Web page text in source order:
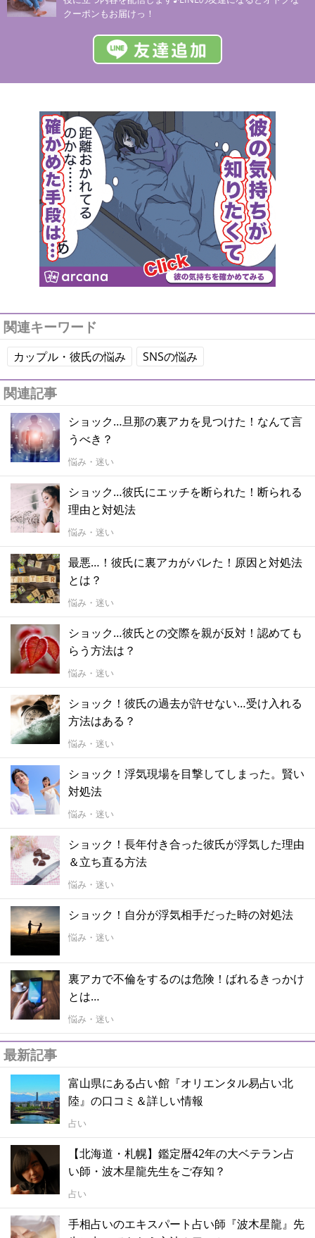
クーポンもお届けっ！
関連キーワード
カップル・彼氏の悩み SNSの悩み
関連記事
ショック…旦那の裏アカを見つけた！なんて言
うべき？
悩み・迷い
ショック…彼氏にエッチを断られた！断られる
理由と対処法
悩み・迷い
最悪…！彼氏に裏アカがバレた！原因と対処法
とは？
悩み・迷い
ショック…彼氏との交際を親が反対！認めても
らう方法は？
悩み・迷い
ショック！彼氏の過去が許せない…受け入れる
方法はある？
悩み・迷い
ショック！浮気現場を目撃してしまった。賢い
対処法
悩み・迷い
ショック！長年付き合った彼氏が浮気した理由
＆立ち直る方法
悩み・迷い
ショック！自分が浮気相手だった時の対処法
悩み・迷い
裏アカで不倫をするのは危険！ばれるきっかけ
とは…
悩み・迷い
最新記事
富山県にある占い館『オリエンタル易占い北
陸』の口コミ＆詳しい情報
占い
【北海道・札幌】鑑定暦42年の大ベテラン占
い師・波木星龍先生をご存知？
占い
手相占いのエキスパート占い師『波木星龍』先